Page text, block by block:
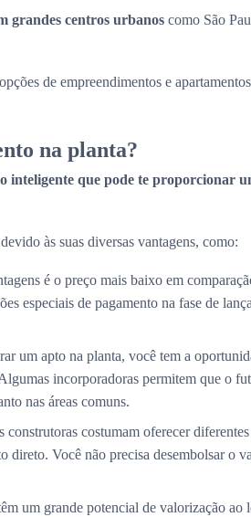
grandes centros urbanos como São
de empreendimentos e
na planta?
inteligente que pode te proporcionar
às suas diversas vantagens, como:
é o preço mais baixo em
especiais de pagamento na fase de
um apto na planta, você tem a
incorporadoras permitem que o
nas áreas comuns.
construtoras costumam oferecer
Você não precisa desembolsar o
um grande potencial de valorização ao